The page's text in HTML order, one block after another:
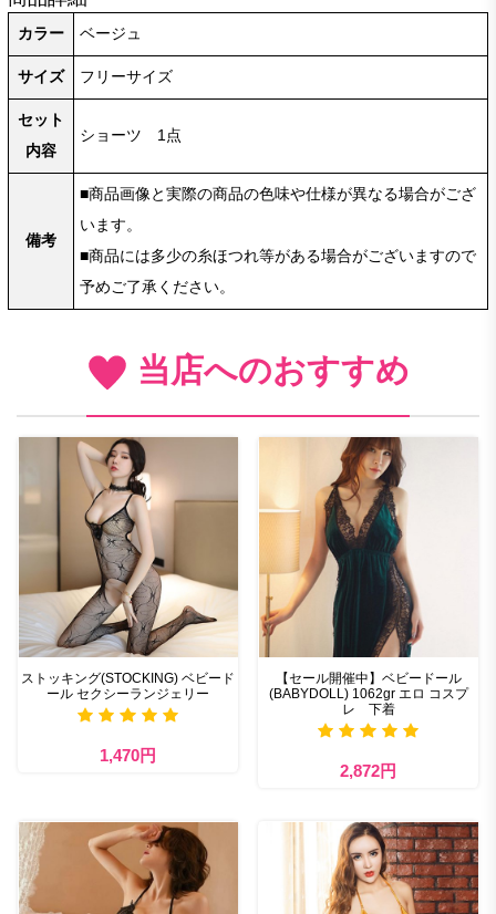
カラー ベージュ
サイズ フリーサイズ
セット
内容
ショーツ 1点
備考
■商品画像と実際の商品の色味や仕様が異なる場合がござ
います。
■商品には多少の糸ほつれ等がある場合がございますので
予めご了承ください。
当店へのおすすめ
ストッキング(STOCKING) ベビード
ール セクシーランジェリー
1,470円
【セール開催中】ベビードール
(BABYDOLL) 1062gr エロ コスプ
レ 下着
2,872円